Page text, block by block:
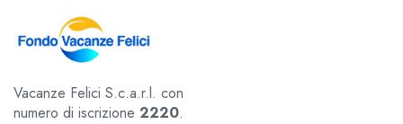
Vacanze Felici S.c.a.r.l. con
numero di iscrizione 2220.